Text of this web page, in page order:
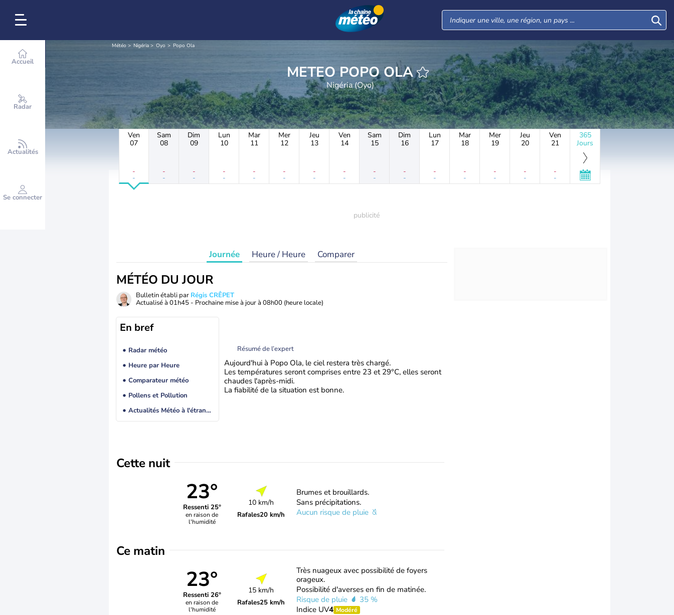
Accueil
Radar
Actualités
Se connecter
Météo Nigéria Oyo Popo Ola
METEO POPO OLA
Nigéria (Oyo)
Ven
07
-
-
Sam
08
-
-
Dim
09
-
-
Lun
10
-
-
Mar
11
-
-
Mer
12
-
-
Jeu
13
-
-
Ven
14
-
-
Sam
15
-
-
Dim
16
-
-
Lun
17
-
-
Mar
18
-
-
Mer
19
-
-
Jeu
20
-
-
Ven
21
-
-
365
Jours
Journée Heure / Heure Comparer
MÉTÉO DU JOUR
Bulletin établi par Régis CRÊPET
Actualisé à 01h45 - Prochaine mise à jour à 08h00 (heure locale)
En bref
Radar météo
Heure par Heure
Comparateur météo
Pollens et Pollution
Actualités Météo à l'étranger
Résumé de l’expert
Aujourd'hui à Popo Ola, le ciel restera très chargé.
Les températures seront comprises entre 23 et 29°C, elles seront
chaudes l'après-midi.
La fiabilité de la situation est bonne.
Cette nuit
23°
Ressenti 25°
en raison de
l'humidité
10 km/h
Rafales20 km/h
Brumes et brouillards.
Sans précipitations.
Aucun risque de pluie
Ce matin
23°
Ressenti 26°
en raison de
l'humidité
15 km/h
Rafales25 km/h
Très nuageux avec possibilité de foyers
orageux.
Possibilité d'averses en fin de matinée.
Risque de pluie
35 %
Indice UV4 Modéré